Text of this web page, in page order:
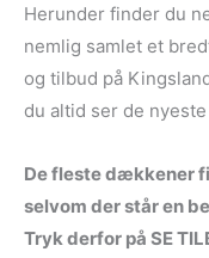
Herunder finder du
nemlig samlet et
og tilbud på
du altid ser de
De fleste dækkener
selvom der står en
Tryk derfor på SE